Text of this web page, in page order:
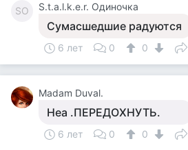
SО S.t.a.l.k.e.r. Одиночка
Сумасшедшие радуются
6 лет 0 0
Madam Duval.
Неа .ПЕРЕДОХНУТЬ.
6 лет 0 0